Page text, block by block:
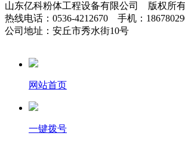
山东亿科粉体工程设备有限公司 版权所
热线电话：0536-4212670 手机：
公司地址：安丘市秀水街10号
网站首页
一键拨号